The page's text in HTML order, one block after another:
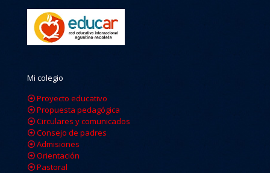
Mi colegio
Proyecto educativo
Propuesta pedagógica
Circulares y comunicados
Consejo de padres
Admisiones
Orientación
Pastoral